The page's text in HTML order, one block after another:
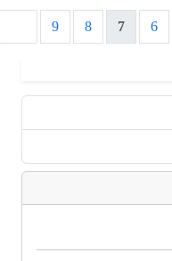
6
7
8
9